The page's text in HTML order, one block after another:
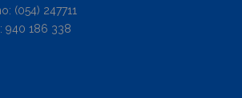
(054) 247711
940 186 338